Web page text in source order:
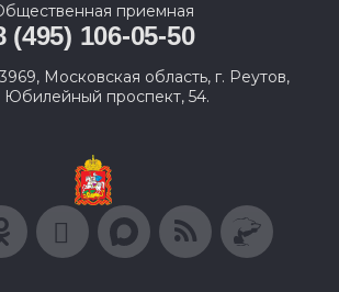
приемная
(495) 106-05-50
Московская область, г. Реутов,
Юбилейный проспект, 54.